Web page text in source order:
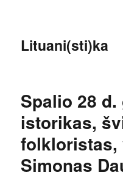
Lituani(sti)ka
Spalio 28
istorikas,
folkloristas,
Simonas